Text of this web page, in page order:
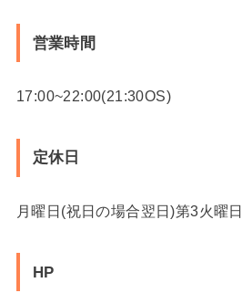
営業時間
17:00~22:00(21:30OS)
定休日
月曜日(祝日の場合翌日)第3火曜日
HP